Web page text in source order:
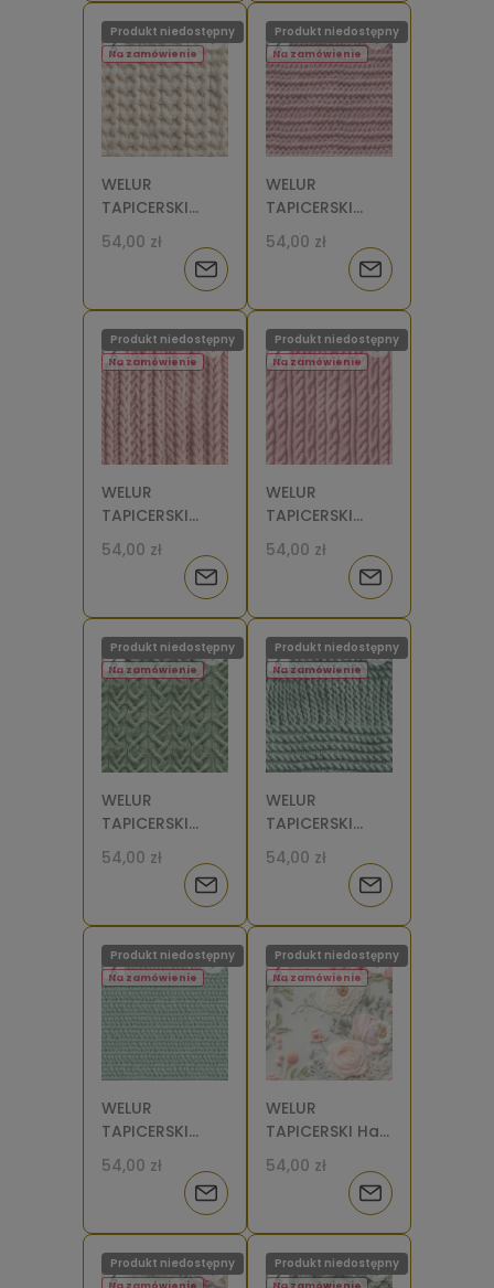
o
dostępności
o
dostępności
WELUR
TAPICERSKI
Sweter splot
krem [6]
54,00 zł
Na zamówienie
Produkt niedostępny
Powiadom
o
dostępności
WELUR
TAPICERSKI
Sweter splot
różowy [6]
54,00 zł
Na zamówienie
Produkt niedostępny
Powiadom
o
dostępności
WELUR
TAPICERSKI
Sweter
warkocz
różowy 2 [6]
54,00 zł
Na zamówienie
Produkt niedostępny
Powiadom
o
dostępności
WELUR
TAPICERSKI
Sweter
warkocz
różowy [6]
54,00 zł
Na zamówienie
Produkt niedostępny
Powiadom
o
dostępności
WELUR
TAPICERSKI
Sweter
warkocz [6]
54,00 zł
Na zamówienie
Produkt niedostępny
Powiadom
o
dostępności
WELUR
TAPICERSKI
Sweter splot 3
[6]
54,00 zł
Na zamówienie
Produkt niedostępny
Powiadom
o
dostępności
WELUR
TAPICERSKI
Sweter splot 2
[6-8]
54,00 zł
Na zamówienie
Produkt niedostępny
Powiadom
o
dostępności
WELUR
TAPICERSKI Haft
kwiaty biało-
różowe 2 [6]
54,00 zł
Na zamówienie
Produkt niedostępny
Powiadom
o
dostępności
Produkt niedostępny Produkt niedostępny